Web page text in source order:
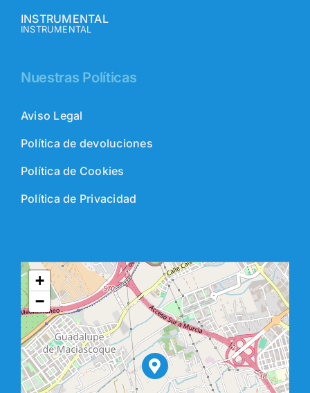
INSTRUMENTAL
INSTRUMENTAL
Nuestras Políticas
Aviso Legal
Política de devoluciones
Política de Cookies
Política de Privacidad
+
−